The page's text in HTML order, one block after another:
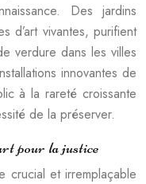
Des jardins
d’art vivantes, purifient
verdure dans les villes
innovantes de
à la rareté croissante
de la préserver.
pour la justice
crucial et irremplaçable